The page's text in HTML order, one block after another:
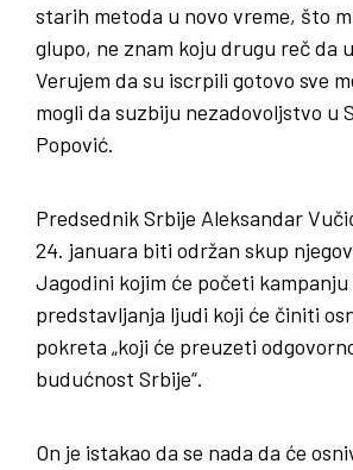
starih metoda u novo vreme, što
glupo, ne znam koju drugu reč da
Verujem da su iscrpili gotovo sve
mogli da suzbiju nezadovoljstvo u
Popović.
Predsednik Srbije Aleksandar
24. januara biti održan skup
Jagodini kojim će početi kampanju
predstavljanja ljudi koji će činiti
pokreta „koji će preuzeti
budućnost Srbije“.
On je istakao da se nada da će